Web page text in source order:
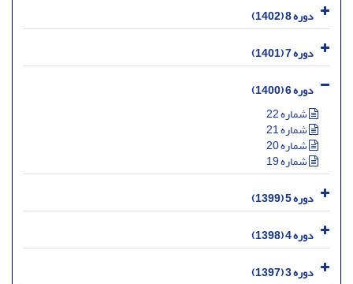
دوره 8 (1402)
دوره 7 (1401)
دوره 6 (1400)
شماره 22
شماره 21
شماره 20
شماره 19
دوره 5 (1399)
دوره 4 (1398)
دوره 3 (1397)